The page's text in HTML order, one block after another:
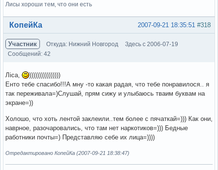
Лисы хороши тем, что они есть
Вне форума #318
2007-09-21 18:35:51
КопейКа
Участник Откуда: Нижний Новгород
Здесь с 2006-07-19
Сообщений: 42
Лiса,
))))))))))))))))
Енто тебе спасибо!!!А мну -то какая радая, что тебе понравилося.. я
так переживала=)Слушай, прям сижу и улыбаюсь тваим буквам на
экране=))
Холошо, что хоть лентой заклеили..тем более с пячаткай=))) Как они,
наврное, разочаровались, что там нет наркотиков=))) Бедные
работники почты=) Представляю себе их лица=))))
Отредактировано КопейКа (2007-09-21 18:38:47)